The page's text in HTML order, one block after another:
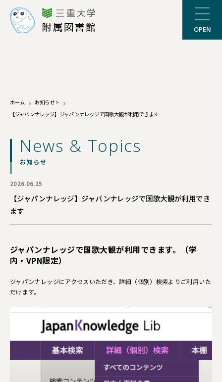
附属図書館 OPEN
ホーム お知らせ >
【ジャパンナレッジ】ジャパンナレッジで国歌大観が利用できます
News & Topics
お知らせ
2026.06.25
【ジャパンナレッジ】ジャパンナレッジで国歌大観が利用でき
ます
ジャパンナレッジで国歌大観が利用できます。（学
内・VPN限定）
ジャパンナレッジにアクセスいただき、詳細（個別）検索よりご利用いた
だけます。